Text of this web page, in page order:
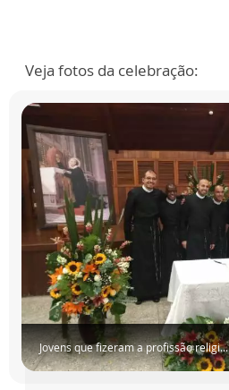
Veja fotos da celebração:
Jovens que fizeram a profissão religi...